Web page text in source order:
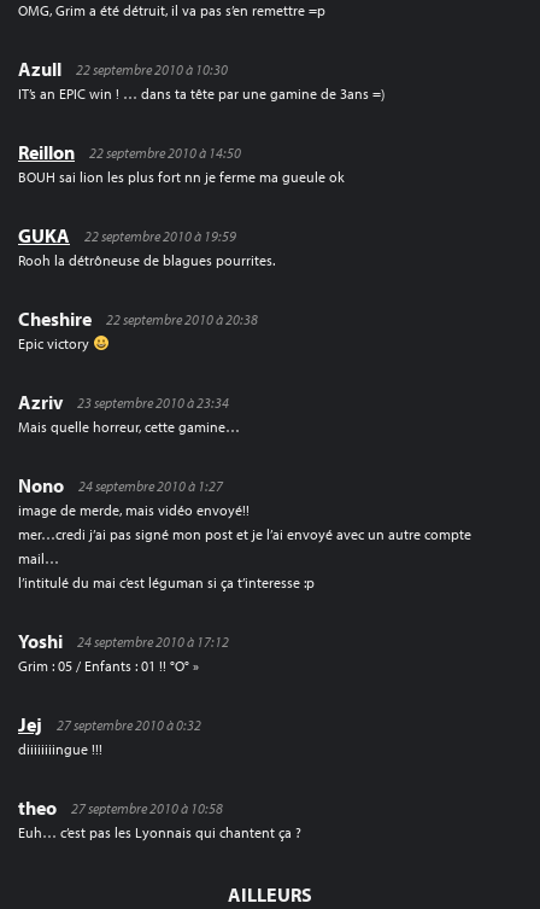
OMG, Grim a été détruit, il va pas s’en remettre =p
Azull
22 septembre 2010 à 10:30
IT’s an EPIC win ! … dans ta tête par une gamine de 3ans =)
Reillon
22 septembre 2010 à 14:50
BOUH sai lion les plus fort nn je ferme ma gueule ok
GUKA
22 septembre 2010 à 19:59
Rooh la détrôneuse de blagues pourrites.
Cheshire
22 septembre 2010 à 20:38
Epic victory
Azriv
23 septembre 2010 à 23:34
Mais quelle horreur, cette gamine…
Nono
24 septembre 2010 à 1:27
image de merde, mais vidéo envoyé!!
mer…credi j’ai pas signé mon post et je l’ai envoyé avec un autre compte
mail…
l’intitulé du mai c’est léguman si ça t’interesse :p
Yoshi
24 septembre 2010 à 17:12
Grim : 05 / Enfants : 01 !! °O° »
Jej
27 septembre 2010 à 0:32
diiiiiiiingue !!!
theo
27 septembre 2010 à 10:58
Euh… c’est pas les Lyonnais qui chantent ça ?
AILLEURS